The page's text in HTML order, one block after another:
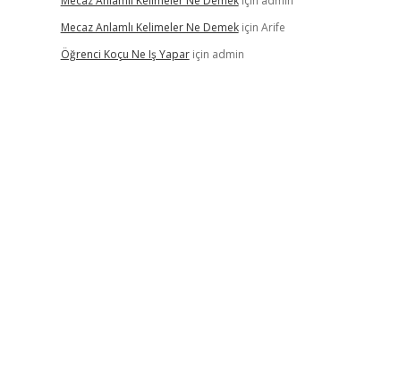
Mecaz Anlamlı Kelimeler Ne Demekiçin Arife
Öğrenci Koçu Ne Iş Yapariçin admin